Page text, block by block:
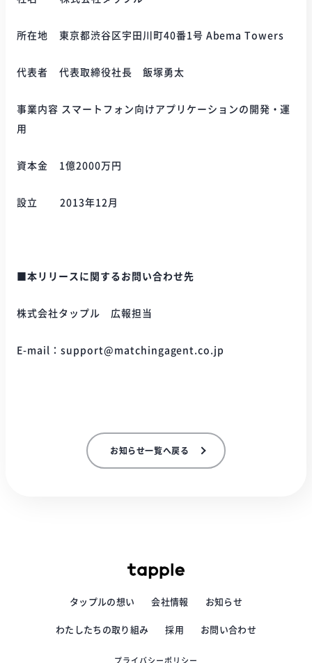
所在地 東京都渋谷区宇田川町40番1号 Abema Towers
代表者 代表取締役社長 飯塚勇太
事業内容 スマートフォン向けアプリケーションの開発・運
用
資本金 1億2000万円
設立 2013年12月
■本リリースに関するお問い合わせ先
株式会社タップル 広報担当
E-mail：support@matchingagent.co.jp
お知らせ一覧へ戻る
タップルの想い 会社情報 お知らせ
わたしたちの取り組み 採用 お問い合わせ
プライバシーポリシー